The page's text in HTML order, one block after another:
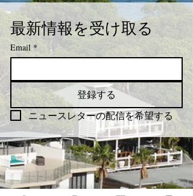
最新情報を受け取る
Email *
登録する
ニュースレターの配信を希望する